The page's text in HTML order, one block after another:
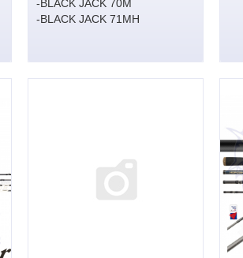
-BLACK JACK 70M
-BLACK JACK 71MH